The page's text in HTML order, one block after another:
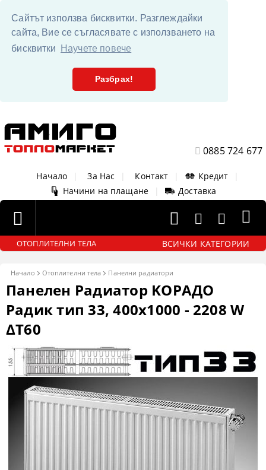
Сайтът използва бисквитки. Разглеждайки
сайта, Вие се съгласявате с използването на
бисквитки
Научете повече
Разбрах!
0885 724 677
Начало За Нас Контакт Кредит
Начини на плащане
Доставка
ОТОПЛИТЕЛНИ ТЕЛА ВСИЧКИ КАТЕГОРИИ
Начало Отоплителни тела Панелни радиатори
Панелен Радиатор KОРАДО
Радик тип 33, 400x1000 - 2208 W
ΔT60